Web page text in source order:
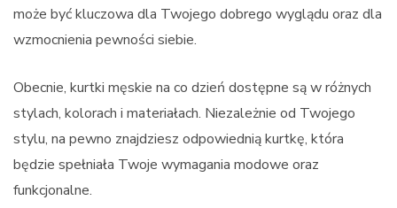
może być kluczowa dla Twojego dobrego wyglądu oraz dla
wzmocnienia pewności siebie.
Obecnie, kurtki męskie na co dzień dostępne są w różnych
stylach, kolorach i materiałach. Niezależnie od Twojego
stylu, na pewno znajdziesz odpowiednią kurtkę, która
będzie spełniała Twoje wymagania modowe oraz
funkcjonalne.